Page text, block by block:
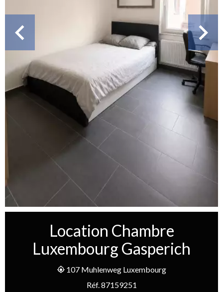
Location Chambre
Luxembourg Gasperich
107 Muhlenweg Luxembourg
Réf. 87159251